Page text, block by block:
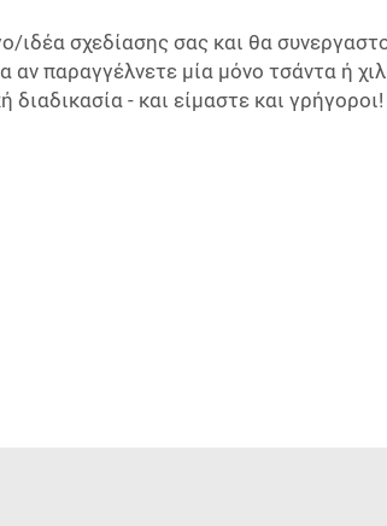
ιδέα σχεδίασης σας και θα
παραγγέλνετε μία μόνο τσάντα ή
- και είμαστε και γρήγοροι!